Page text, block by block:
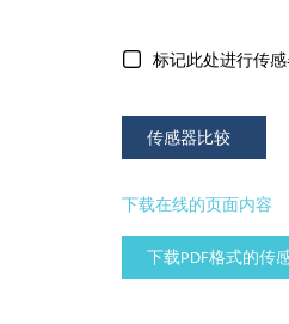
标记此处进行传
传感器比较
下载在线的页面内容
下载PDF格式的传